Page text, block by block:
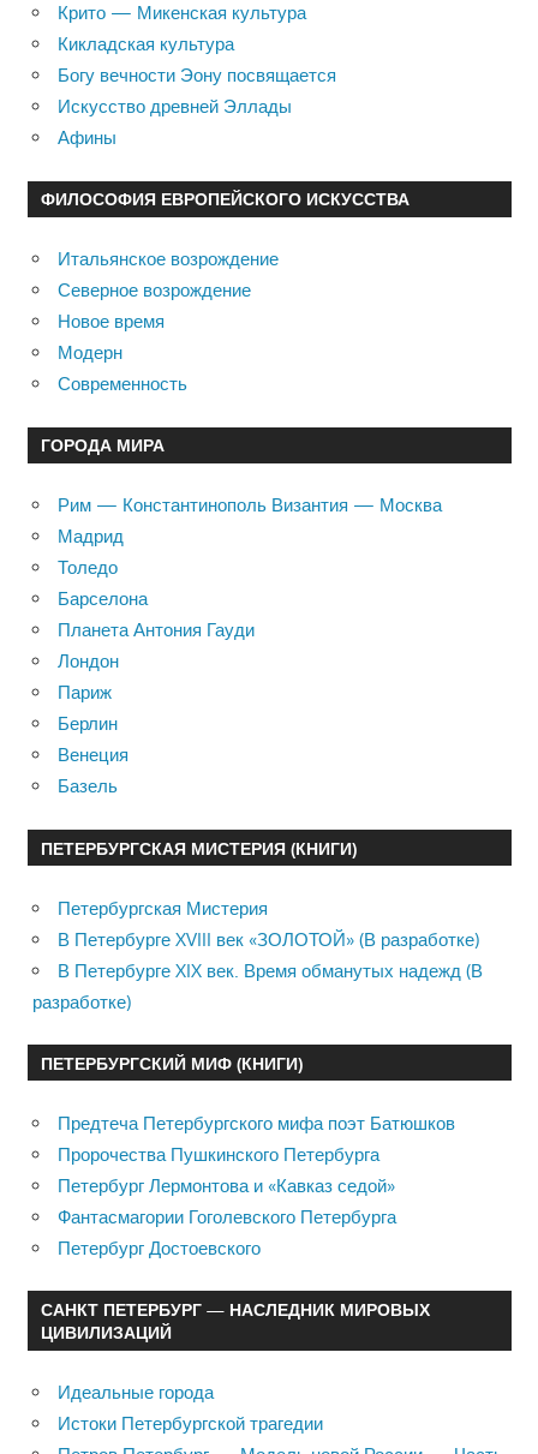
Крито — Микенская культура
Кикладская культура
Богу вечности Эону посвящается
Искусство древней Эллады
Афины
ФИЛОСОФИЯ ЕВРОПЕЙСКОГО ИСКУССТВА
Итальянское возрождение
Северное возрождение
Новое время
Модерн
Современность
ГОРОДА МИРА
Рим — Константинополь Византия — Москва
Мадрид
Толедо
Барселона
Планета Антония Гауди
Лондон
Париж
Берлин
Венеция
Базель
ПЕТЕРБУРГСКАЯ МИСТЕРИЯ (КНИГИ)
Петербургская Мистерия
В Петербурге XVIII век «ЗОЛОТОЙ» (В разработке)
В Петербурге XIX век. Время обманутых надежд (В
разработке)
ПЕТЕРБУРГСКИЙ МИФ (КНИГИ)
Предтеча Петербургского мифа поэт Батюшков
Пророчества Пушкинского Петербурга
Петербург Лермонтова и «Кавказ седой»
Фантасмагории Гоголевского Петербурга
Петербург Достоевского
САНКТ ПЕТЕРБУРГ — НАСЛЕДНИК МИРОВЫХ
ЦИВИЛИЗАЦИЙ
Идеальные города
Истоки Петербургской трагедии